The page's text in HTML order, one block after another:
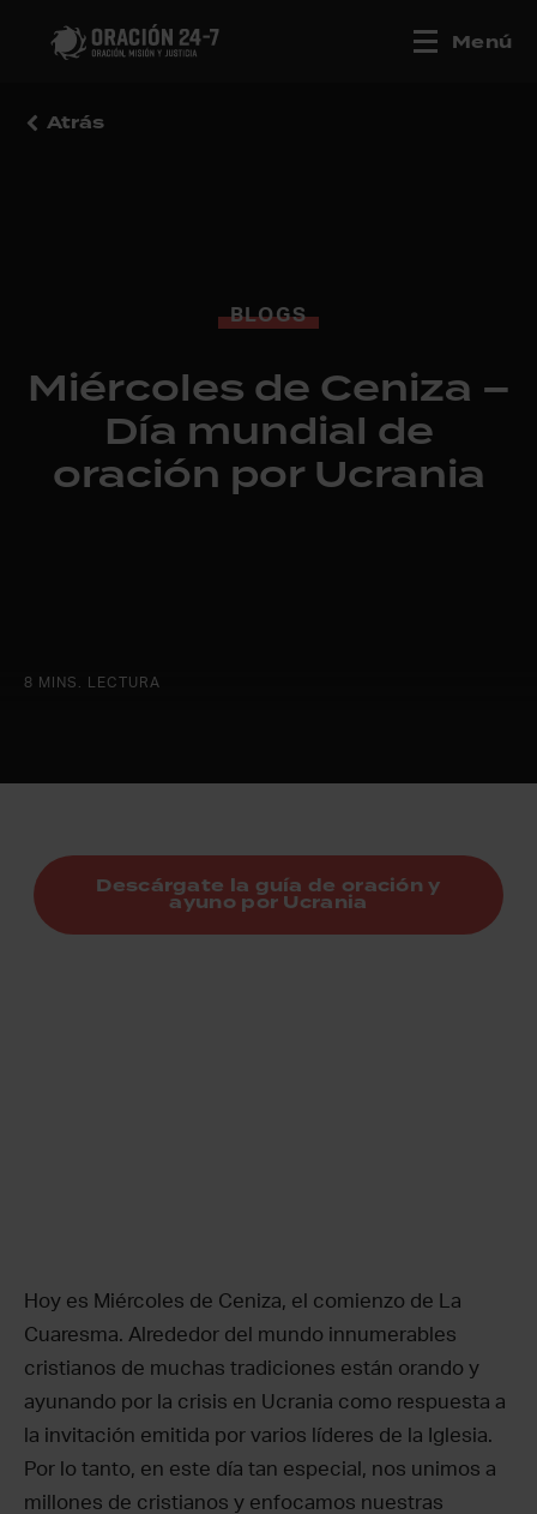
Menú
Atrás
BLOGS
Miércoles de Ceniza –
Día mundial de
oración por Ucrania
8 MINS. LECTURA
Descárgate la guía de oración y
ayuno por Ucrania
Hoy es Miércoles de Ceniza, el comienzo de La
Cuaresma. Alrededor del mundo innumerables
cristianos de muchas tradiciones están orando y
ayunando por la crisis en Ucrania como respuesta a
la invitación emitida por varios líderes de la Iglesia.
Por lo tanto, en este día tan especial, nos unimos a
millones de cristianos y enfocamos nuestras